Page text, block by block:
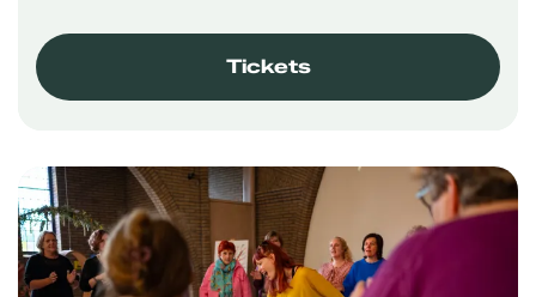
Tickets